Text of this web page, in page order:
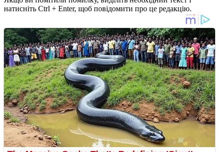
натисніть Ctrl + Enter, щоб повідомити про це редакцію.